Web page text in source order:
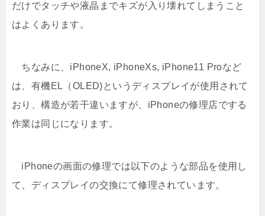
だけでタッチや液晶までキズが入り壊れてしまうこと
はよくあります。
ちなみに、iPhoneX, iPhoneXs, iPhone11 Proなど
は、有機EL（OLED)というディスプレイが使用されて
おり、構造が若干違いますが、iPhoneの修理店でする
作業は同じになります。
iPhoneの画面の修理では以下のような部品を使用し
て、ディスプレイの交換にて修理されています。